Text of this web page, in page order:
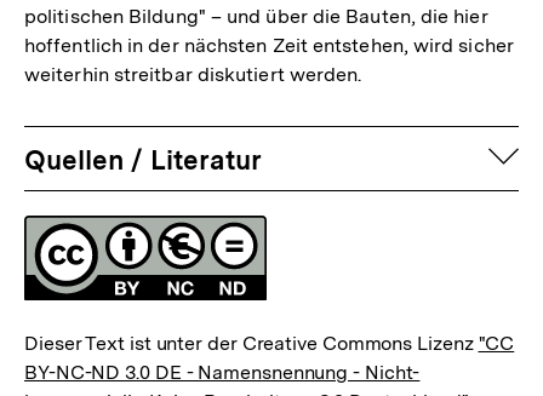
politischen Bildung" – und über die Bauten, die hier
hoffentlich in der nächsten Zeit entstehen, wird sicher
weiterhin streitbar diskutiert werden.
Quellen / Literatur
Fussnoten
Lizenz
Dieser Text ist unter der Creative Commons Lizenz "CC
BY-NC-ND 3.0 DE - Namensnennung - Nicht-